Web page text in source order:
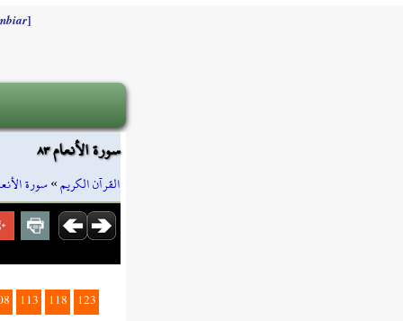
]
سورة الأنعام ٨٣
القرآن الكريم»سورة
113 118
123